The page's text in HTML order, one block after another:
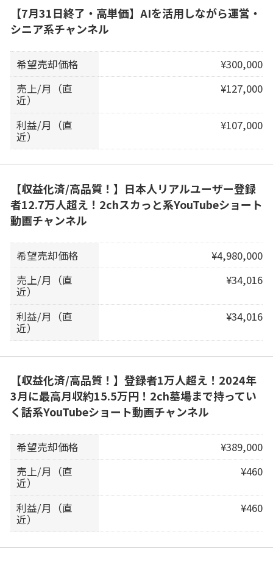
【7月31日終了・高単価】AIを活用しながら運営・
シニア系チャンネル
希望売却価格
¥300,000
売上/月（直
近）
¥127,000
利益/月（直
近）
¥107,000
【収益化済/高品質！】日本人リアルユーザー登録
者12.7万人超え！2chスカっと系YouTubeショート
動画チャンネル
希望売却価格
¥4,980,000
売上/月（直
近）
¥34,016
利益/月（直
近）
¥34,016
【収益化済/高品質！】登録者1万人超え！2024年
3月に最高月収約15.5万円！2ch墓場まで持ってい
く話系YouTubeショート動画チャンネル
希望売却価格
¥389,000
売上/月（直
近）
¥460
利益/月（直
近）
¥460